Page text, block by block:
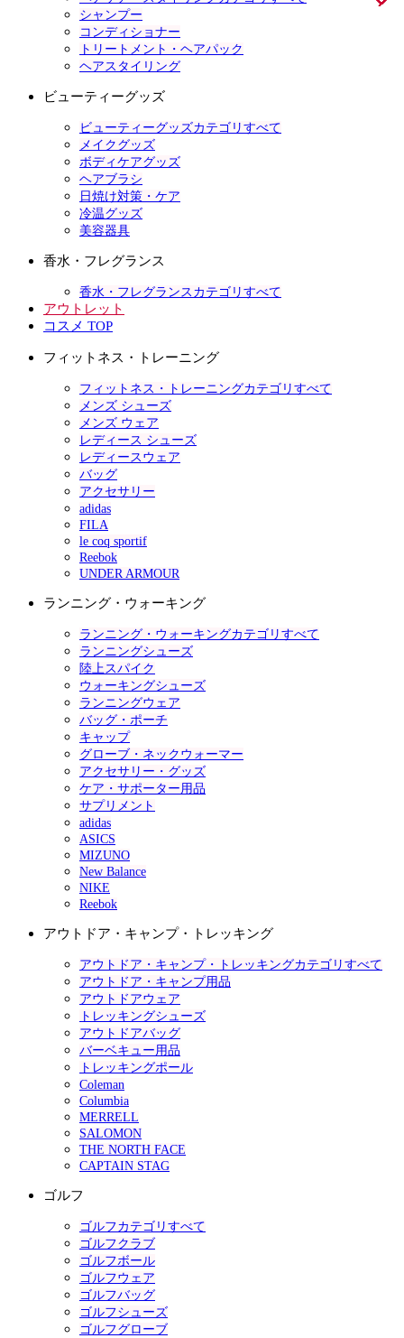
シャンプー
コンディショナー
トリートメント・ヘアパック
ヘアスタイリング
ビューティーグッズ
ビューティーグッズカテゴリすべて
メイクグッズ
ボディケアグッズ
ヘアブラシ
日焼け対策・ケア
冷温グッズ
美容器具
香水・フレグランス
香水・フレグランスカテゴリすべて
アウトレット
コスメ TOP
フィットネス・トレーニング
フィットネス・トレーニングカテゴリすべて
メンズ シューズ
メンズ ウェア
レディース シューズ
レディースウェア
バッグ
アクセサリー
adidas
FILA
le coq sportif
Reebok
UNDER ARMOUR
ランニング・ウォーキング
ランニング・ウォーキングカテゴリすべて
ランニングシューズ
陸上スパイク
ウォーキングシューズ
ランニングウェア
バッグ・ポーチ
キャップ
グローブ・ネックウォーマー
アクセサリー・グッズ
ケア・サポーター用品
サプリメント
adidas
ASICS
MIZUNO
New Balance
NIKE
Reebok
アウトドア・キャンプ・トレッキング
アウトドア・キャンプ・トレッキングカテゴリすべて
アウトドア・キャンプ用品
アウトドアウェア
トレッキングシューズ
アウトドアバッグ
バーベキュー用品
トレッキングポール
Coleman
Columbia
MERRELL
SALOMON
THE NORTH FACE
CAPTAIN STAG
ゴルフ
ゴルフカテゴリすべて
ゴルフクラブ
ゴルフボール
ゴルフウェア
ゴルフバッグ
ゴルフシューズ
ゴルフグローブ